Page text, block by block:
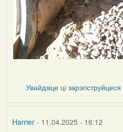
Увайдзіце цізарэгіструйцеся
Harrier- 11.04.2025 - 16:12